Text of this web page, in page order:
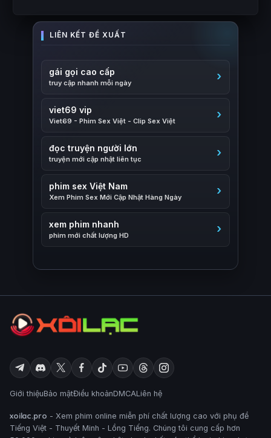
gái gọi cao cấp
truy cập nhanh mỗi ngày
viet69 vip
Viet69 - Phim Sex Việt - Clip Sex Việt
đọc truyện người lớn
truyện mới cập nhật liên tục
phim sex Việt Nam
Xem Phim Sex Mới Cập Nhật Hàng Ngày
xem phim nhanh
phim mới chất lượng HD
Giới thiệuBảo mậtĐiều khoảnDMCALiên hệ
xoilac.pro - Xem phim online miễn phí chất lượng cao với phụ đề
Tiếng Việt - Thuyết Minh - Lồng Tiếng. Chúng tôi cung cấp hơn